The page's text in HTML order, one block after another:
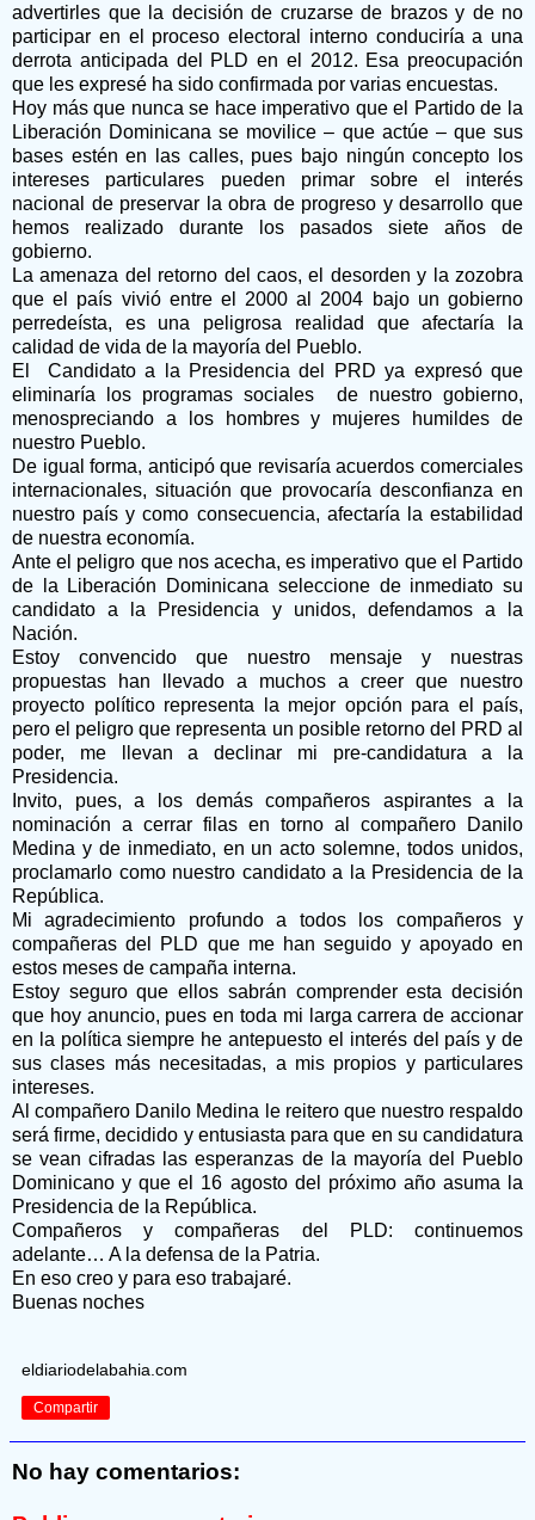
advertirles que la decisión de cruzarse de brazos y de no
participar en el proceso electoral interno conduciría a una
derrota anticipada del PLD en el 2012. Esa preocupación
que les expresé ha sido confirmada por varias encuestas.
Hoy más que nunca se hace imperativo que el Partido de la
Liberación Dominicana se movilice – que actúe – que sus
bases estén en las calles, pues bajo ningún concepto los
intereses particulares pueden primar sobre el interés
nacional de preservar la obra de progreso y desarrollo que
hemos realizado durante los pasados siete años de
gobierno.
La amenaza del retorno del caos, el desorden y la zozobra
que el país vivió entre el 2000 al 2004 bajo un gobierno
perredeísta, es una peligrosa realidad que afectaría la
calidad de vida de la mayoría del Pueblo.
El Candidato a la Presidencia del PRD ya expresó que
eliminaría los programas sociales de nuestro gobierno,
menospreciando a los hombres y mujeres humildes de
nuestro Pueblo.
De igual forma, anticipó que revisaría acuerdos comerciales
internacionales, situación que provocaría desconfianza en
nuestro país y como consecuencia, afectaría la estabilidad
de nuestra economía.
Ante el peligro que nos acecha, es imperativo que el Partido
de la Liberación Dominicana seleccione de inmediato su
candidato a la Presidencia y unidos, defendamos a la
Nación.
Estoy convencido que nuestro mensaje y nuestras
propuestas han llevado a muchos a creer que nuestro
proyecto político representa la mejor opción para el país,
pero el peligro que representa un posible retorno del PRD al
poder, me llevan a declinar mi pre-candidatura a la
Presidencia.
Invito, pues, a los demás compañeros aspirantes a la
nominación a cerrar filas en torno al compañero Danilo
Medina y de inmediato, en un acto solemne, todos unidos,
proclamarlo como nuestro candidato a la Presidencia de la
República.
Mi agradecimiento profundo a todos los compañeros y
compañeras del PLD que me han seguido y apoyado en
estos meses de campaña interna.
Estoy seguro que ellos sabrán comprender esta decisión
que hoy anuncio, pues en toda mi larga carrera de accionar
en la política siempre he antepuesto el interés del país y de
sus clases más necesitadas, a mis propios y particulares
intereses.
Al compañero Danilo Medina le reitero que nuestro respaldo
será firme, decidido y entusiasta para que en su candidatura
se vean cifradas las esperanzas de la mayoría del Pueblo
Dominicano y que el 16 agosto del próximo año asuma la
Presidencia de la República.
Compañeros y compañeras del PLD: continuemos
adelante… A la defensa de la Patria.
En eso creo y para eso trabajaré.
Buenas noches
eldiariodelabahia.com
Compartir
No hay comentarios: